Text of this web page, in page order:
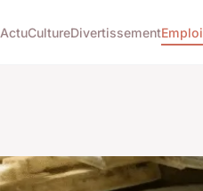
ActuCultureDivertissementEmploi